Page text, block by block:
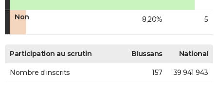
Non 8,20% 5
Participation au scrutin Blussans National
Nombre d'inscrits 157 39 941 943